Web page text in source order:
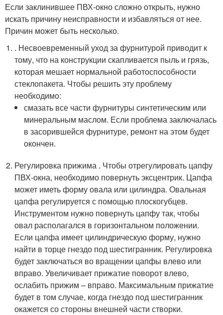
Если заклинившее ПВХ-окно сложно открыть, нужно
искать причину неисправности и избавляться от нее.
Причин может быть несколько.
. Несвоевременный уход за фурнитурой приводит к
тому, что на конструкции скапливается пыль и грязь,
которая мешает нормальной работоспособности
стеклопакета. Чтобы решить эту проблему
необходимо:
смазать все части фурнитуры синтетическим или
минеральным маслом. Если проблема заключалась
в засорившейся фурнитуре, ремонт на этом будет
окончен.
Регулировка прижима . Чтобы отрегулировать цапфу
ПВХ-окна, необходимо повернуть эксцентрик. Цапфа
может иметь форму овала или цилиндра. Овальная
цапфа регулируется с помощью плоскогубцев.
Инструментом нужно повернуть цапфу так, чтобы
овал располагался в горизонтальном положении.
Если цапфа имеет цилиндрическую форму, нужно
найти в торце гнездо под шестигранник. Регулировка
будет заключаться во вращении цапфы влево или
вправо. Увеличивает прижатие поворот влево,
ослабить прижим – вправо. Максимальным прижатие
будет в том случае, когда гнездо под шестигранник
окажется со стороны внешней части створки.